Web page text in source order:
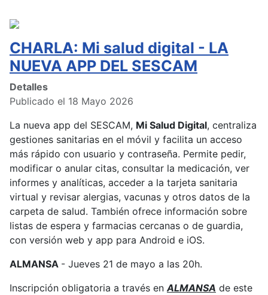
CHARLA: Mi salud digital - LA
NUEVA APP DEL SESCAM
Detalles
Publicado el 18 Mayo 2026
La nueva app del SESCAM, Mi Salud Digital, centraliza
gestiones sanitarias en el móvil y facilita un acceso
más rápido con usuario y contraseña. Permite pedir,
modificar o anular citas, consultar la medicación, ver
informes y analíticas, acceder a la tarjeta sanitaria
virtual y revisar alergias, vacunas y otros datos de la
carpeta de salud. También ofrece información sobre
listas de espera y farmacias cercanas o de guardia,
con versión web y app para Android e iOS.
ALMANSA - Jueves 21 de mayo a las 20h.
Inscripción obligatoria a través en ALMANSA de este